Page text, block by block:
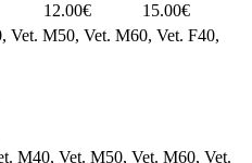
12.00€
15.00€
Vet. M50, Vet. M60, Vet. F40,
M40, Vet. M50, Vet. M60, Vet.